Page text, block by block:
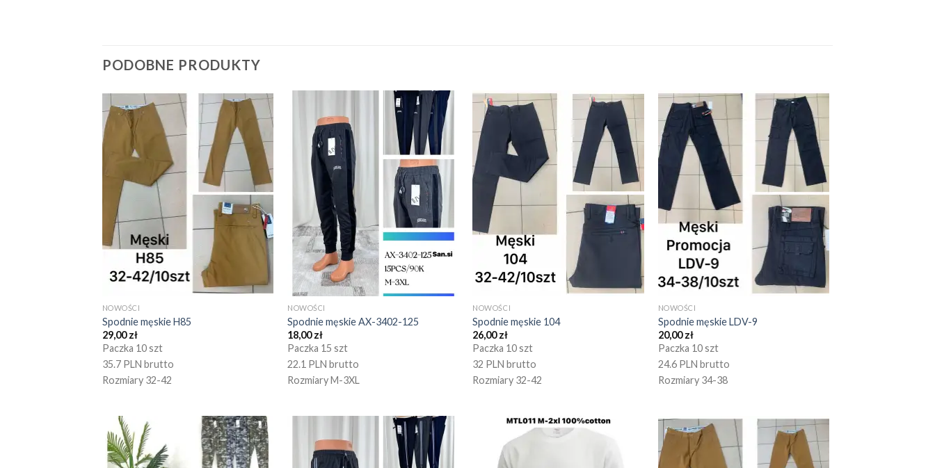
PODOBNE PRODUKTY
NOWOŚCI
Spodnie męskie H85
29,00zł
Paczka 10 szt
35.7 PLN brutto
Rozmiary 32-42
NOWOŚCI
Spodnie męskie AX-3402-125
18,00zł
Paczka 15 szt
22.1 PLN brutto
Rozmiary M-3XL
NOWOŚCI
Spodnie męskie 104
26,00zł
Paczka 10 szt
32 PLN brutto
Rozmiary 32-42
NOWOŚCI
Spodnie męskie LDV-9
20,00zł
Paczka 10 szt
24.6 PLN brutto
Rozmiary 34-38